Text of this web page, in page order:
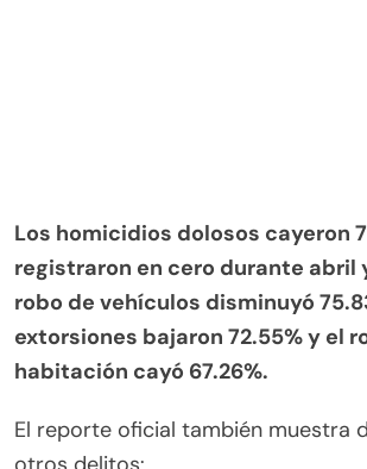
Los homicidios dolosos cayeron
registraron en cero durante abril
robo de vehículos disminuyó
extorsiones bajaron 72.55% y el
habitación cayó 67.26%.
El reporte oficial también muestra